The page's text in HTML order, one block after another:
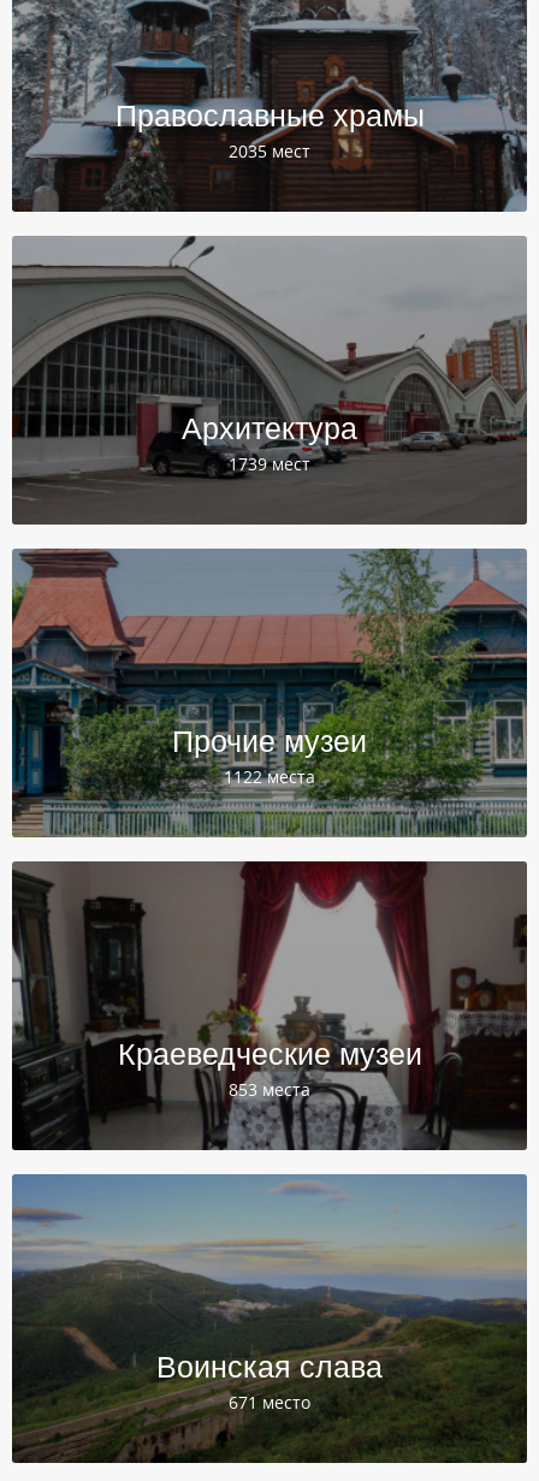
Православные храмы
2035 мест
Архитектура
1739 мест
Прочие музеи
1122 места
Краеведческие музеи
853 места
Воинская слава
671 место